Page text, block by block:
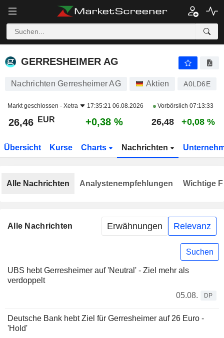
GERRESHEIMER AG
GERRESHEIMER AG
Nachrichten Gerresheimer AG Aktien A0LD6E
Markt geschlossen - Xetra 17:35:21 06.08.2026 Vorbörslich 07:13:33
26,46 EUR +0,38 % 26,48 +0,08 %
Übersicht Kurse Charts Nachrichten
Alle Nachrichten Erwähnungen Relevanz
Suchen
UBS hebt Gerresheimer auf 'Neutral' - Ziel mehr als
verdoppelt
05.08.
DP
Deutsche Bank hebt Ziel für Gerresheimer auf 26 Euro -
'Hold'
Alle Nachrichten Analystenempfehlungen Wichtige